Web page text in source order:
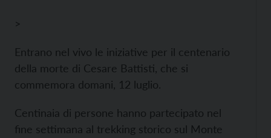
>
Entrano nel vivo le iniziative per il centenario
della morte di Cesare Battisti, che si
commemora domani, 12 luglio.
Centinaia di persone hanno partecipato nel
fine settimana al trekking storico sul Monte